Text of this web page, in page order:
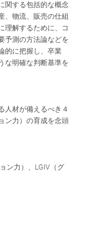
関する包括的な概念
、物流、販売の仕組
理解するために、コ
予測の方法論などを
的に把握し、卒業
な明確な判断基準を
人材が備えるべき４
ン力）の育成を念頭
ン力）、LGⅣ（グ